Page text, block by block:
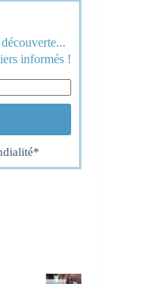
informés !
*